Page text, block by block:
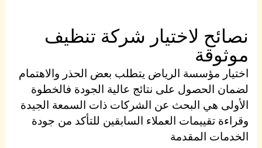
نصائح لاختيار شركة تنظيف
موثوقة
اختيار مؤسسة الرياض يتطلب بعض الحذر والاهتمام
لضمان الحصول على نتائج عالية الجودة فالخطوة
الأولى هي البحث عن الشركات ذات السمعة الجيدة
وقراءة تقييمات العملاء السابقين للتأكد من جودة
الخدمات المقدمة